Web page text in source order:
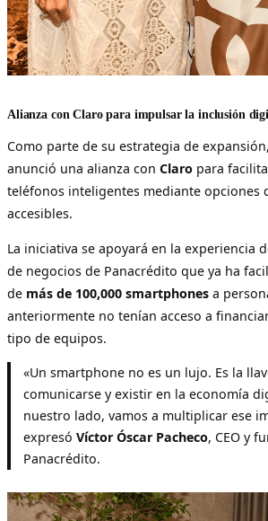
Alianza con Claro para impulsar la inclusión
Como parte de su estrategia de
anunció una alianza con Claro para
teléfonos inteligentes mediante opciones
accesibles.
La iniciativa se apoyará en la experiencia
de negocios de Panacrédito que ya ha
de más de 100,000 smartphones a
anteriormente no tenían acceso a
tipo de equipos.
«Un smartphone no es un lujo. Es la
comunicarse y existir en la economía
nuestro lado, vamos a multiplicar ese
expresó Víctor Óscar Pacheco, CEO y
Panacrédito.